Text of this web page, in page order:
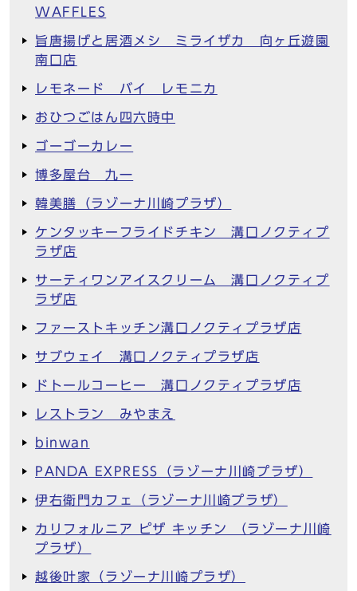
WAFFLES
旨唐揚げと居酒メシ ミライザカ 向ヶ丘遊園
南口店
レモネード バイ レモニカ
おひつごはん四六時中
ゴーゴーカレー
博多屋台 九一
韓美膳（ラゾーナ川崎プラザ）
ケンタッキーフライドチキン 溝口ノクティプ
ラザ店
サーティワンアイスクリーム 溝口ノクティプ
ラザ店
ファーストキッチン溝口ノクティプラザ店
サブウェイ 溝口ノクティプラザ店
ドトールコーヒー 溝口ノクティプラザ店
レストラン みやまえ
binwan
PANDA EXPRESS（ラゾーナ川崎プラザ）
伊右衛門カフェ（ラゾーナ川崎プラザ）
カリフォルニア ピザ キッチン （ラゾーナ川崎
プラザ）
越後叶家（ラゾーナ川崎プラザ）